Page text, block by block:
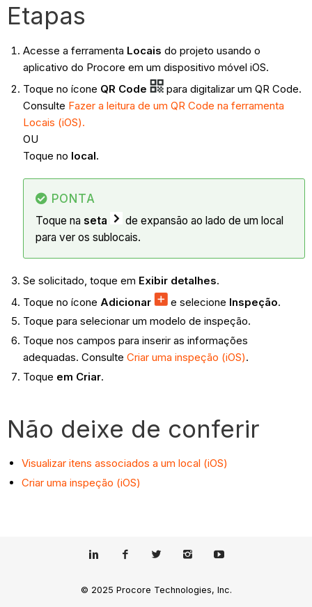
Etapas
Acesse a ferramenta Locais do projeto usando o
aplicativo do Procore em um dispositivo móvel iOS.
Toque no ícone QR Code
para digitalizar um QR Code.
Consulte Fazer a leitura de um QR Code na ferramenta
Locais (iOS).
OU
Toque no local.
PONTA
Toque naseta
de expansão ao lado de um local
para ver os sublocais.
Se solicitado, toque em Exibir detalhes.
Toque no ícone Adicionar e selecione Inspeção.
Toque para selecionar um modelo de inspeção.
Toque nos campos para inserir as informações
adequadas. Consulte Criar uma inspeção (iOS).
Toque em Criar.
Não deixe de conferir
Visualizar itens associados a um local (iOS)
Criar uma inspeção (iOS)
© 2025 Procore Technologies, Inc.